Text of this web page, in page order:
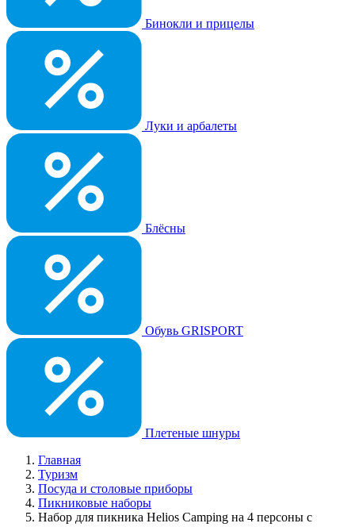
Бинокли и прицелы
Луки и арбалеты
Блёсны
Обувь GRISPORT
Плетеные шнуры
Главная
Туризм
Посуда и столовые приборы
Пикниковые наборы
Набор для пикника Helios Camping на 4 персоны с